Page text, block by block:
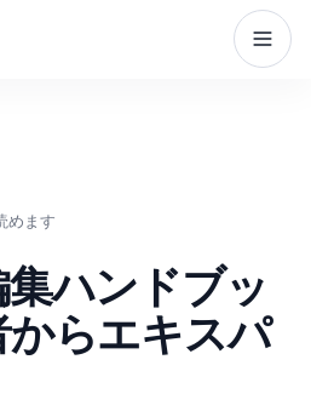
めます
ハンドブッ
らエキスパ